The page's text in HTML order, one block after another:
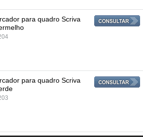
para quadro Scriva
para quadro Scriva